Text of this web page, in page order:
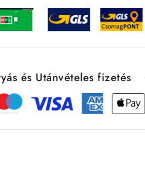
és Utánvételes fizetés